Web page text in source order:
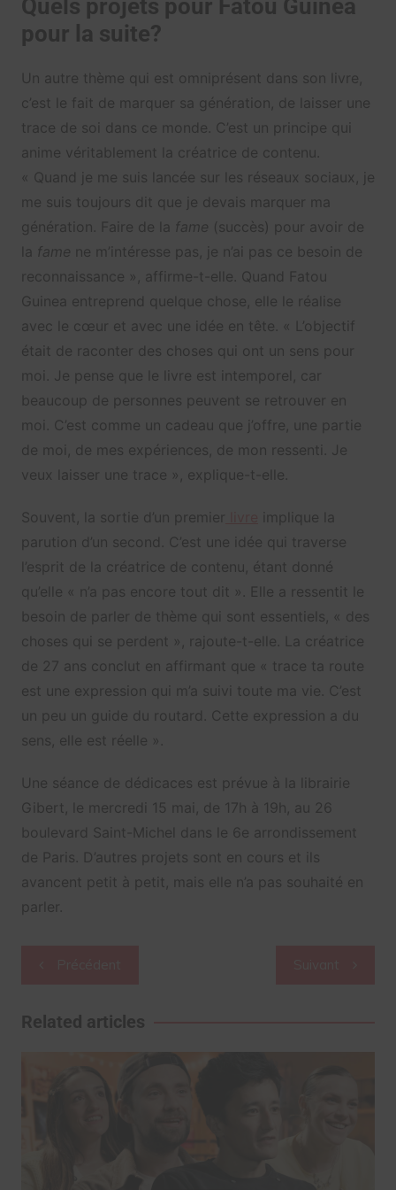
Quels projets pour Fatou Guinea
pour la suite?
Un autre thème qui est omniprésent dans son livre,
c’est le fait de marquer sa génération, de laisser une
trace de soi dans ce monde. C’est un principe qui
anime véritablement la créatrice de contenu.
« Quand je me suis lancée sur les réseaux sociaux, je
me suis toujours dit que je devais marquer ma
génération. Faire de la fame (succès) pour avoir de
la fame ne m’intéresse pas, je n’ai pas ce besoin de
reconnaissance », affirme-t-elle. Quand Fatou
Guinea entreprend quelque chose, elle le réalise
avec le cœur et avec une idée en tête. « L’objectif
était de raconter des choses qui ont un sens pour
moi. Je pense que le livre est intemporel, car
beaucoup de personnes peuvent se retrouver en
moi. C’est comme un cadeau que j’offre, une partie
de moi, de mes expériences, de mon ressenti. Je
veux laisser une trace », explique-t-elle.
Souvent, la sortie d’un premier
implique la
parution d’un second. C’est une idée qui traverse
l’esprit de la créatrice de contenu, étant donné
qu’elle « n’a pas encore tout dit ». Elle a ressentit le
besoin de parler de thème qui sont essentiels, « des
choses qui se perdent », rajoute-t-elle. La créatrice
de 27 ans conclut en affirmant que « trace ta route
est une expression qui m’a suivi toute ma vie. C’est
un peu un guide du routard. Cette expression a du
sens, elle est réelle ».
Une séance de dédicaces est prévue à la librairie
Gibert, le mercredi 15 mai, de 17h à 19h, au 26
boulevard Saint-Michel dans le 6e arrondissement
de Paris. D’autres projets sont en cours et ils
avancent petit à petit, mais elle n’a pas souhaité en
parler.
l’article
Related articles